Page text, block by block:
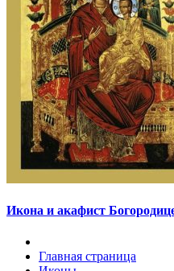
Икона и акафист
Главная страница